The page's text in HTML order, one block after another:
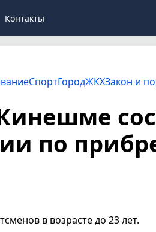
Контакты
СпортГородЖКХЗакон и
по
в возрасте до 23 лет.